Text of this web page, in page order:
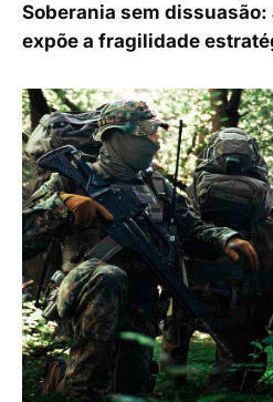
Soberania sem
expõe a fragilidade